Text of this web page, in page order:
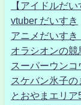
【アイドルだ
vtuber だいすき
アニメだいすき
オラシオンの競
スーパーウン
スケバン氷子の
とおやまエリア